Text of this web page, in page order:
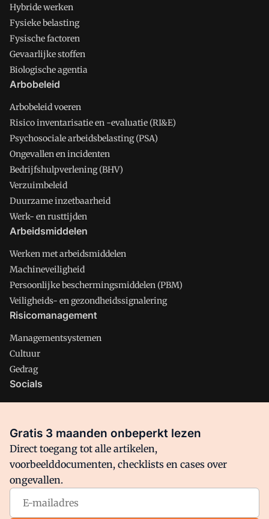
Hybride werken
Fysieke belasting
Fysische factoren
Gevaarlijke stoffen
Biologische agentia
Arbobeleid
Arbobeleid voeren
Risico inventarisatie en -evaluatie (RI&E)
Psychosociale arbeidsbelasting (PSA)
Ongevallen en incidenten
Bedrijfshulpverlening (BHV)
Verzuimbeleid
Duurzame inzetbaarheid
Werk- en rusttijden
Arbeidsmiddelen
Werken met arbeidsmiddelen
Machineveiligheid
Persoonlijke beschermingsmiddelen (PBM)
Veiligheids- en gezondheidssignalering
Risicomanagement
Managementsystemen
Cultuur
Gedrag
Socials
Facebook
Arbo is onderdeel van VMN media. Lees inons manifestwaar
VMN media voor staat. Op gebruik van deze site zijn de
Gratis 3 maanden onbeperkt lezen
Direct toegang tot alle artikelen,
voorbeelddocumenten, checklists en cases over
ongevallen.